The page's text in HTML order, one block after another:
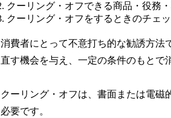
クーリング・オフできる商品・役務・
クーリング・オフをするときのチェ
消費者にとって不意打ち的な勧誘方法
直す機会を与え、一定の条件のもとで
クーリング・オフは、書面または電
必要です。